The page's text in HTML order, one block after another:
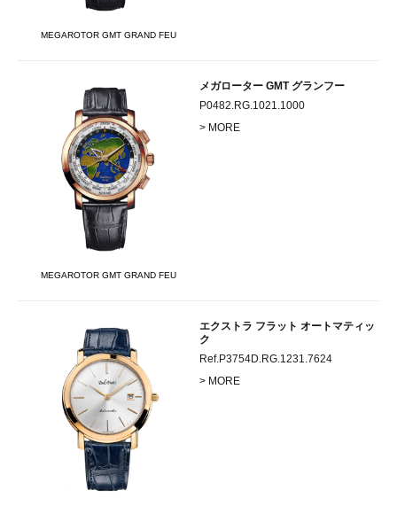
MEGAROTOR GMT GRAND FEU
メガローター GMT グランフー
P0482.RG.1021.1000
> MORE
MEGAROTOR GMT GRAND FEU
エクストラ フラット オートマティッ
ク
Ref.P3754D.RG.1231.7624
> MORE